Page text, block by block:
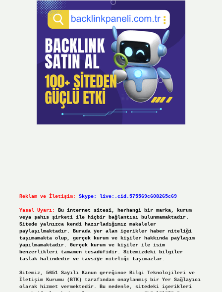
Reklam ve İletişim: Skype: live:.cid.575569c608265c69
Yasal Uyarı:
Bu internet sitesi, herhangi bir marka, kurum
veya şahıs şirketi ile hiçbir bağlantısı bulunmamaktadır.
Sitede yalnızca kendi hazırladığımız makaleler
paylaşılmaktadır. Burada yer alan içerikler haber niteliği
taşımamakta olup, gerçek kurum ve kişiler hakkında paylaşım
yapılmamaktadır. Gerçek kurum ve kişiler ile isim
benzerlikleri tamamen tesadüfidir. Sitemizdeki bilgiler
taslak halindedir ve tavsiye niteliği taşımazlar.
Sitemiz, 5651 Sayılı Kanun gereğince Bilgi Teknolojileri ve
İletişim Kurumu (BTK) tarafından onaylanmış bir Yer Sağlayıcı
olarak hizmet vermektedir. Bu nedenle, sitedeki içerikleri